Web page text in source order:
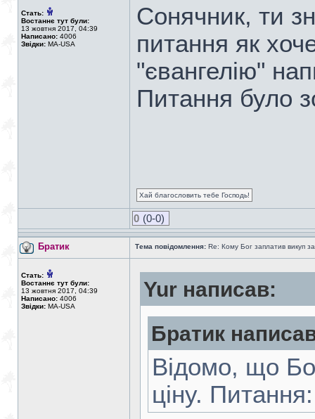
Стать:
Востаннє тут були:
13 жовтня 2017, 04:39
Написано: 4006
Звідки: MA-USA
Сонячник, ти
питання як
"євангелію"
Питання було
Хай благословить тебе Господь!
0 (0-0)
Братик Тема повідомлення: Re: Кому Бог заплатив викуп
Стать:
Востаннє тут були:
13 жовтня 2017, 04:39
Написано: 4006
Звідки: MA-USA
Yur написав:
Братик
Відомо, що
ціну.